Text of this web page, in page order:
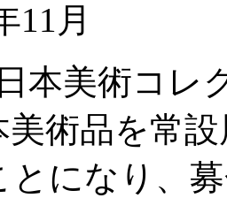
11月
本美術コレ
美術品を常
とになり、